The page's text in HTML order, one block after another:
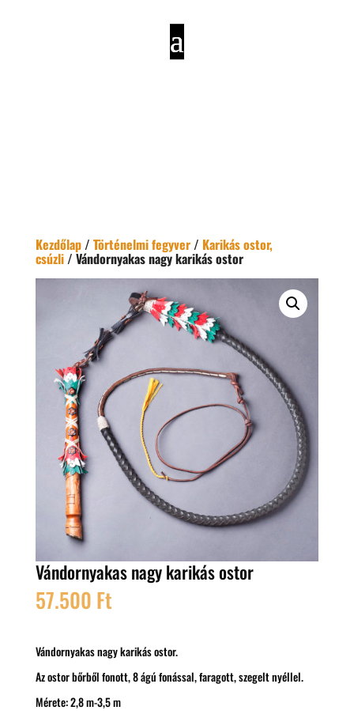
Kezdőlap/ Történelmi fegyver/ Karikás ostor,
csúzli/ Vándornyakas nagy karikás ostor
Vándornyakas nagy karikás ostor
57.500 Ft
Vándornyakas nagy karikás ostor.
Az ostor bőrből fonott, 8 ágú fonással, faragott, szegelt nyéllel.
Mérete: 2,8 m-3,5 m